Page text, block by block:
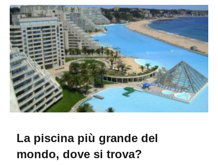
La piscina più grande del
mondo, dove si trova?